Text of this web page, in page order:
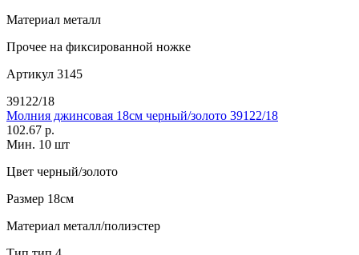
Материал металл
Прочее на фиксированной ножке
Артикул 3145
39122/18
Молния джинсовая 18см черный/золото 39122/18
102.67 р.
Мин. 10 шт
Цвет черный/золото
Размер 18см
Материал металл/полиэстер